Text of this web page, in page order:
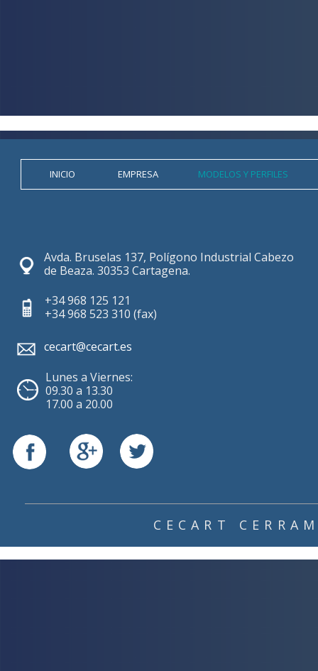
INICIO EMPRESA MODELOS Y PERFILES
Avda. Bruselas 137, Polígono Industrial Cabezo
de Beaza. 30353 Cartagena.
+34 968 125 121
+34 968 523 310 (fax)
cecart@cecart.es
Lunes a Viernes:
09.30 a 13.30
17.00 a 20.00
CECART